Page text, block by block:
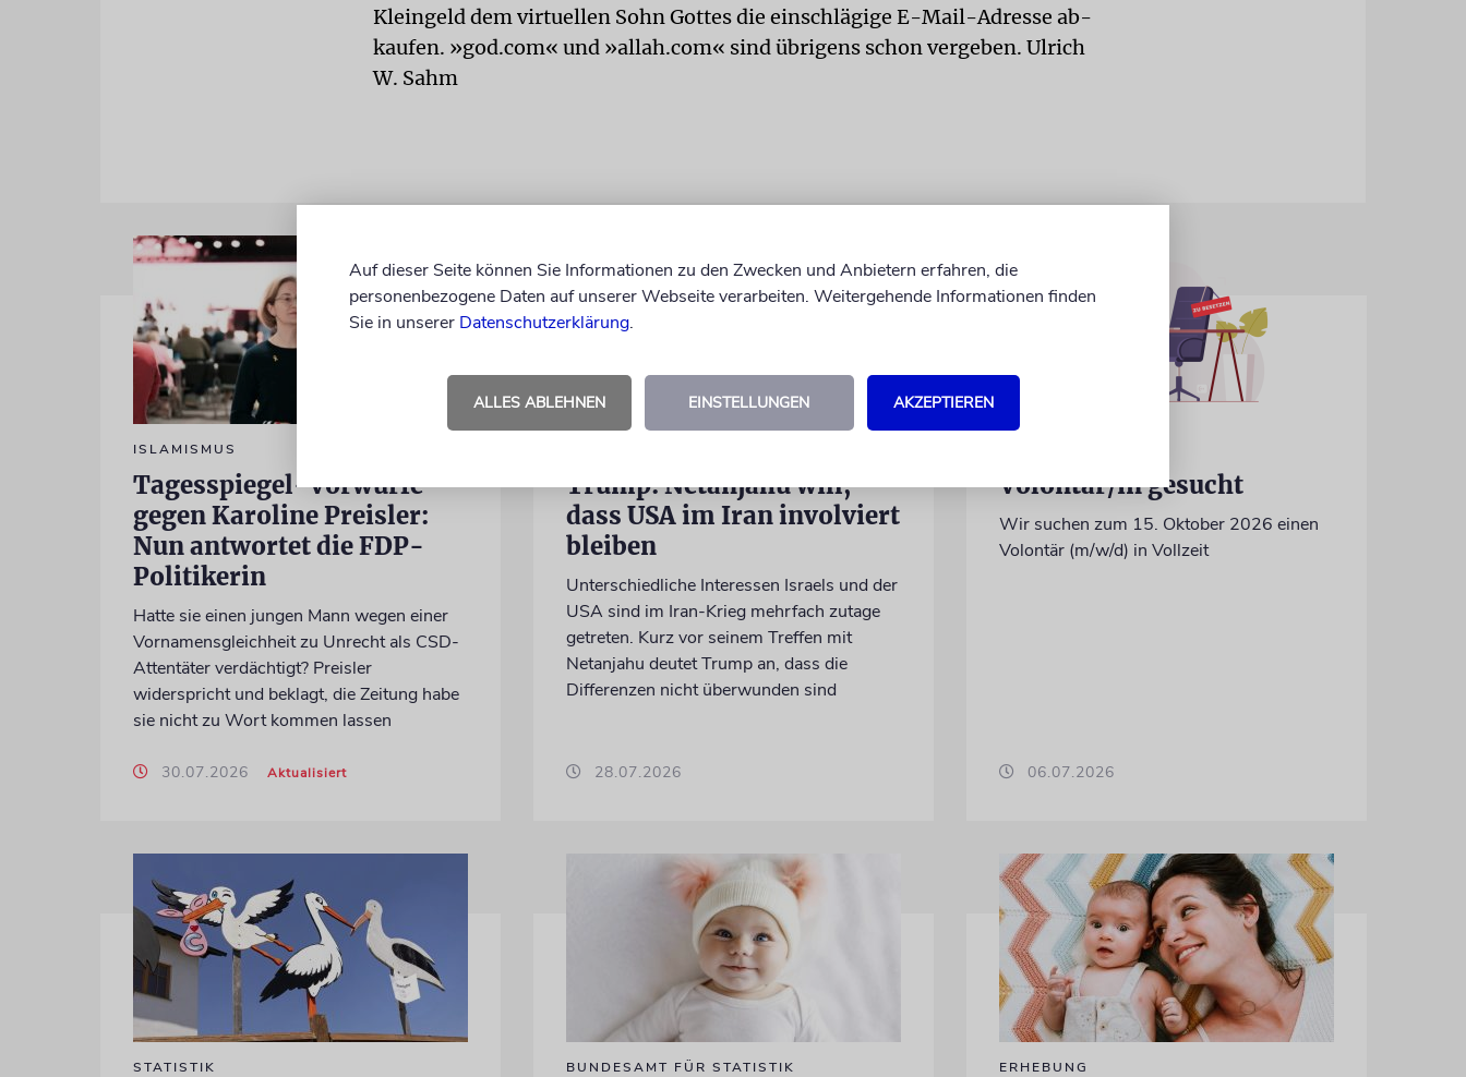
Kleingeld dem virtuellen Sohn Gottes die einschlägige E-Mail-Adresse ab-
kaufen. »god.com« und »allah.com« sind übrigens schon vergeben. Ulrich
W. Sahm
ISLAMISMUS
Tagesspiegel-Vorwürfe
gegen Karoline Preisler:
Nun antwortet die FDP-
Politikerin
Hatte sie einen jungen Mann wegen einer
Vornamensgleichheit zu Unrecht als CSD-
Attentäter verdächtigt? Preisler
widerspricht und beklagt, die Zeitung habe
sie nicht zu Wort kommen lassen
30.07.2026 Aktualisiert
Trump: Netanjahu will,
dass USA im Iran involviert
bleiben
Unterschiedliche Interessen Israels und der
USA sind im Iran-Krieg mehrfach zutage
getreten. Kurz vor seinem Treffen mit
Netanjahu deutet Trump an, dass die
Differenzen nicht überwunden sind
28.07.2026
Volontär/in gesucht
Wir suchen zum 15. Oktober 2026 einen
Volontär (m/w/d) in Vollzeit
06.07.2026
STATISTIK BUNDESAMT FÜR STATISTIK ERHEBUNG
Auf dieser Seite können Sie Informationen zu den Zwecken und Anbietern erfahren, die
personenbezogene Daten auf unserer Webseite verarbeiten. Weitergehende Informationen finden
Sie in unserer Datenschutzerklärung.
ALLES ABLEHNEN EINSTELLUNGEN AKZEPTIEREN